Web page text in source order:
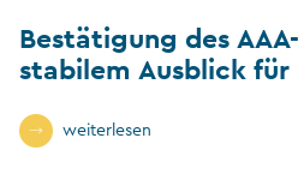
Bestätigung des
stabilem Ausblick
weiterlesen